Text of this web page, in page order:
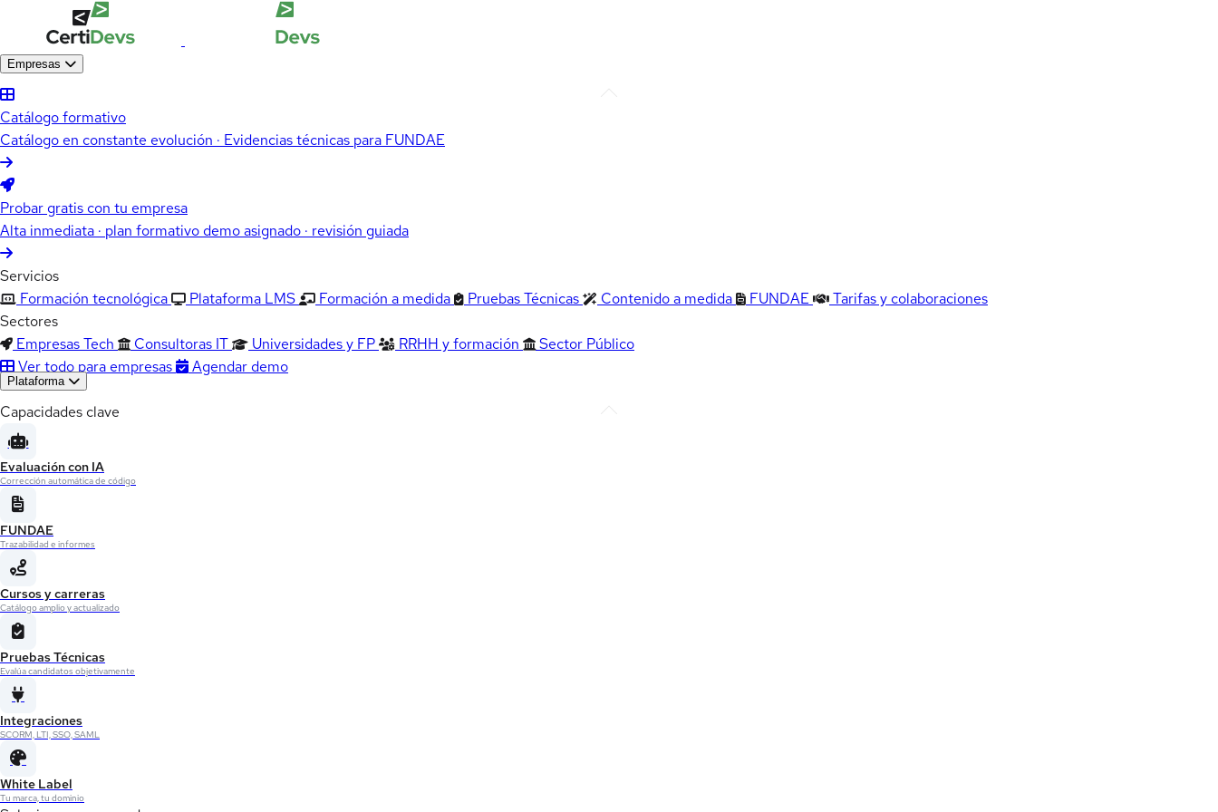
Empresas
Catálogo formativo
Catálogo en constante evolución · Evidencias técnicas para FUNDAE
Probar gratis con tu empresa
Alta inmediata · plan formativo demo asignado · revisión guiada
Servicios
Formación tecnológica
Plataforma LMS Formación a medida Pruebas Técnicas Contenido a medida FUNDAE
Tarifas y colaboraciones
Sectores
Empresas Tech
Consultoras IT Universidades y FP RRHH y formación
Sector Público
Ver todo para empresas
Agendar demo
Plataforma
Capacidades clave
Evaluación con IA
Corrección automática de código
FUNDAE
Trazabilidad e informes
Cursos y carreras
Catálogo amplio y actualizado
Pruebas Técnicas
Evalúa candidatos objetivamente
Integraciones
SCORM, LTI, SSO, SAML
White Label
Tu marca, tu dominio